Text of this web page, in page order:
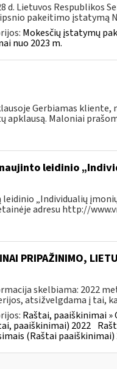
d. Lietuvos Respublikos
pakeitimo įstatymą
Mokesčių įstatymų
nuo 2023 m.
Gerbiamas
Maloniai
leidinio
„Individualių
adresu http://
PRIPAŽINIMO,
skelbiama: 2022
atsižvelgdama į tai,
Raštai, paaiškinimai
paaiškinimai) 2022
(Raštai paaiškinimai)